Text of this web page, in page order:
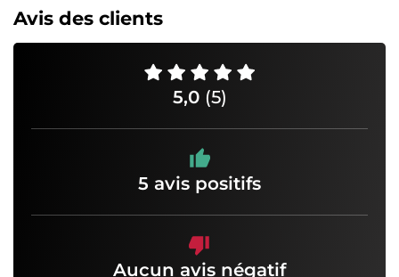
Avis des clients
5,0 (5)
5 avis positifs
Aucun avis négatif